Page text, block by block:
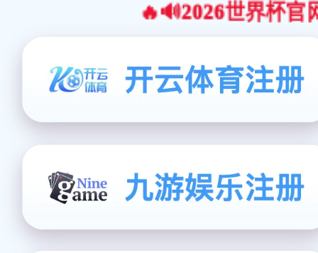
🔥🔊2026世界杯官网合